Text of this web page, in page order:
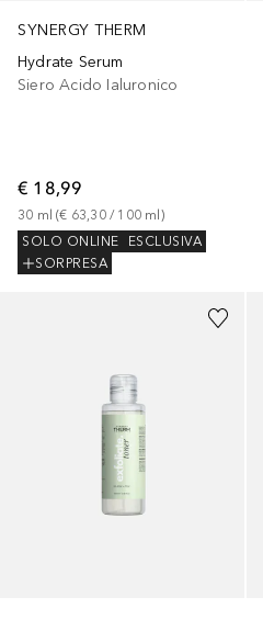
SYNERGY THERM
Hydrate Serum
Siero Acido Ialuronico
€ 18,99
30 ml (€ 63,30 / 100 ml)
SOLO ONLINE
ESCLUSIVA
SORPRESA